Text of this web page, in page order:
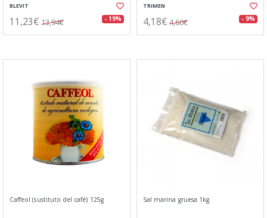
BLEVIT
11,23€ 13,94€ - 19%
TRIMEN
4,18€ 4,60€ - 9%
Caffeol (sustituto del café) 125g Sal marina gruesa 1kg